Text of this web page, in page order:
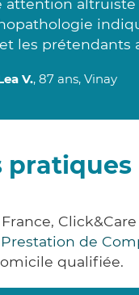
attention
les prétendants
V., 87 ans, Vinay
Prestation de
qualifiée.